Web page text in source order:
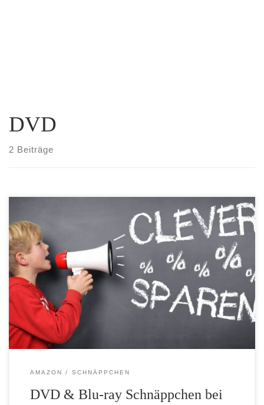
DVD
2 Beiträge
Bei Amazon gibt es eigentlich stetig neue Schnäppchen in der
Rubrik Blu-rays & DVD’s. Eine große Übersicht der aktuellen
Schnäppchen finden Sie auf der Amazon Blu-ray & DVD
Aktionsseite. Zur Zeit gibt es z.B. folgende Schnäppchenangebote
für Sie: 5 DVD’s für 23 Euro 3 DVD-Doppelpacks für 20 Euro 3
Blu-rays […]
AMAZON SCHNÄPPCHEN
DVD & Blu-ray Schnäppchen bei